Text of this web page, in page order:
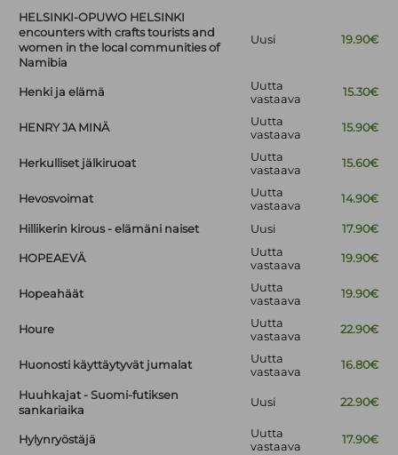
HELSINKI-OPUWO HELSINKI
encounters with crafts tourists and
women in the local communities of
Namibia
Uusi 19.90€
Henki ja elämä
Uutta
vastaava
15.30€
HENRY JA MINÄ
Uutta
vastaava
15.90€
Herkulliset jälkiruoat
Uutta
vastaava
15.60€
Hevosvoimat
Uutta
vastaava
14.90€
Hillikerin kirous - elämäni naiset Uusi 17.90€
HOPEAEVÄ
Uutta
vastaava
19.90€
Hopeahäät
Uutta
vastaava
19.90€
Houre
Uutta
vastaava
22.90€
Huonosti käyttäytyvät jumalat
Uutta
vastaava
16.80€
Huuhkajat - Suomi-futiksen
sankariaika
Uusi 22.90€
Hylynryöstäjä
Uutta
vastaava
17.90€